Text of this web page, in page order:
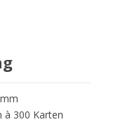
à 300 Karten